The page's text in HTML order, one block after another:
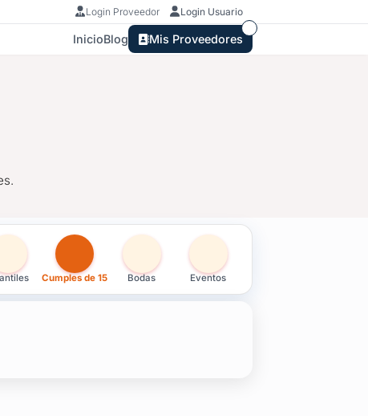
Login Proveedor Login Usuario
InicioBlog Mis Proveedores
Cumples de 15 Bodas Eventos
en Treinta y Tres
tu evento.